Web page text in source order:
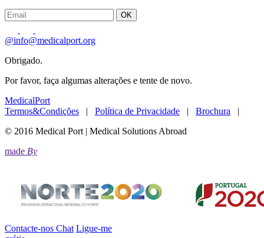
OK
@info@medicalport.org
Obrigado.
Por favor, faça algumas alterações e tente de novo.
MedicalPort
Termos&Condições
| Política de Privacidade | Brochura
|
© 2016 Medical Port | Medical Solutions Abroad
made By
Contacte-nos Chat Ligue-me